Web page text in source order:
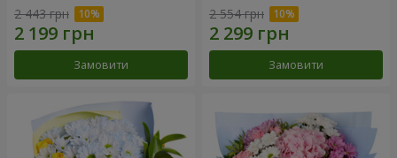
2 443 грн
Замовити
2 554 грн
Замовити